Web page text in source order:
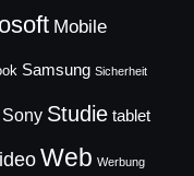
Mobile
Samsung Sicherheit
Sony Studie tablet
Web Werbung